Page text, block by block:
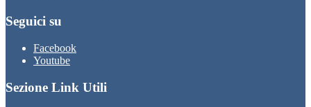
Seguici su
Facebook
Youtube
Sezione Link Utili